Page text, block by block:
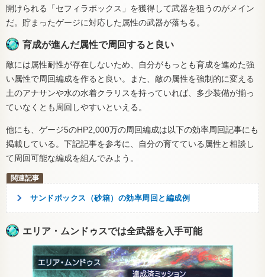
開けられる「セフィラボックス」を獲得して武器を狙うのがメイン
だ。貯まったゲージに対応した属性の武器が落ちる。
育成が進んだ属性で周回すると良い
敵には属性耐性が存在しないため、自分がもっとも育成を進めた強
い属性で周回編成を作ると良い。また、敵の属性を強制的に変える
土のアナサンや水の水着クラリスを持っていれば、多少装備が揃っ
ていなくとも周回しやすいといえる。
他にも、ゲージ5のHP2,000万の周回編成は以下の効率周回記事にも
掲載している。下記記事を参考に、自分の育てている属性と相談し
て周回可能な編成を組んでみよう。
サンドボックス（砂箱）の効率周回と編成例
エリア・ムンドゥスでは全武器を入手可能